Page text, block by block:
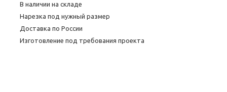
В наличии на складе
Нарезка под нужный размер
Доставка по России
Изготовление под требования проекта